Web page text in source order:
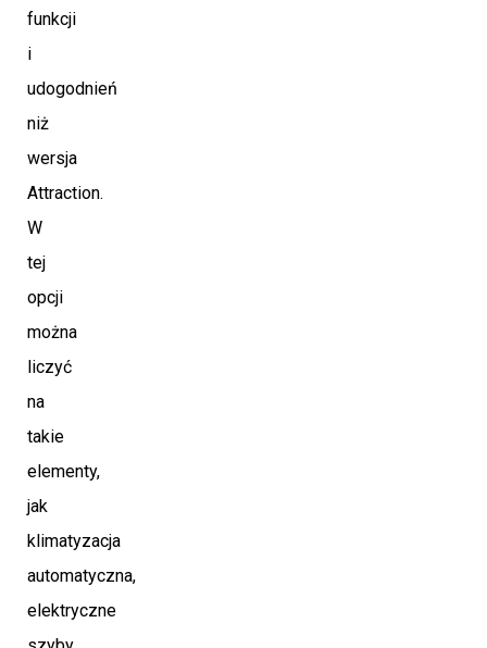
funkcji
i
udogodnień
niż
wersja
Attraction.
W
tej
opcji
można
liczyć
na
takie
elementy,
jak
klimatyzacja
automatyczna,
elektryczne